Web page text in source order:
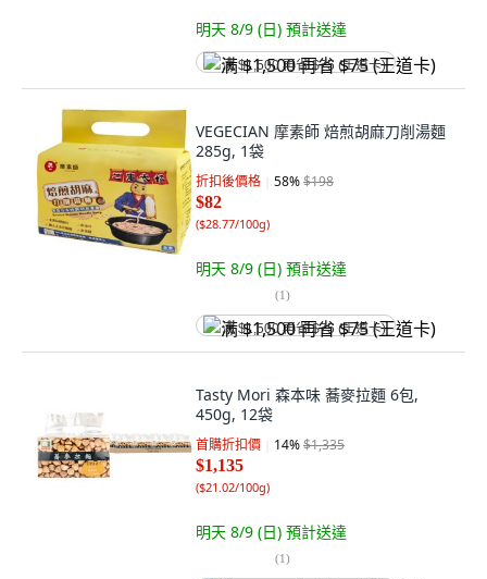
明天 8/9 (日) 預計送達
满 $1,500 再省 $75 (王道卡)
VEGECIAN 摩素師 焙煎胡麻刀削湯麵
285g, 1袋
折扣後價格 58%$198
$82
($28.77/100g)
明天 8/9 (日) 預計送達
(1)
满 $1,500 再省 $75 (王道卡)
Tasty Mori 森本味 蕎麥拉麵 6包,
450g, 12袋
首購折扣價 14%$1,335
$1,135
($21.02/100g)
明天 8/9 (日) 預計送達
(1)